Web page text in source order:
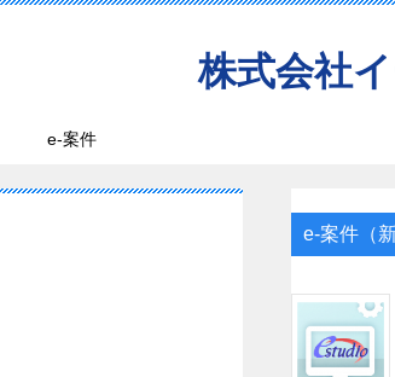
株式会社
e-案件
e-案件（新